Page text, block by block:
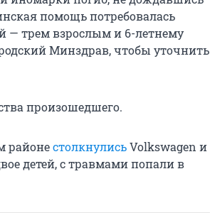
помощь потребовалась
— трем взрослым и 6-летнему
Минздрав, чтобы уточнить
произошедшего.
районестолкнулисьVolkswagen и
детей, с травмами попали в